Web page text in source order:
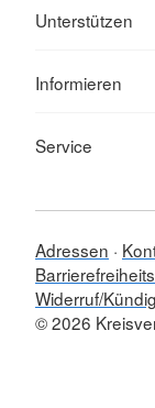
Unterstützen
Informieren
Service
Adressen
Widerruf/
© 2026